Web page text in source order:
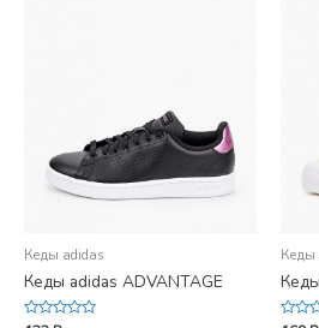
Кеды adidas
Кеды adidas ADVANTAGE
Кеды